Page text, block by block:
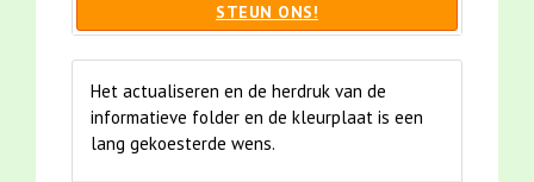
STEUN ONS!
Het actualiseren en de herdruk van de
informatieve folder en de kleurplaat is een
lang gekoesterde wens.